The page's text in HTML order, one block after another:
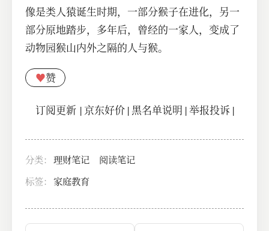
像是类人猿诞生时期，一部分猴子在进化，另一
部分原地踏步，多年后，曾经的一家人，变成了
动物园猴山内外之隔的人与猴。
♥赞
订阅更新| 京东好价|黑名单说明 |举报投诉 |
分类： 理财笔记
阅读笔记
标签： 家庭教育